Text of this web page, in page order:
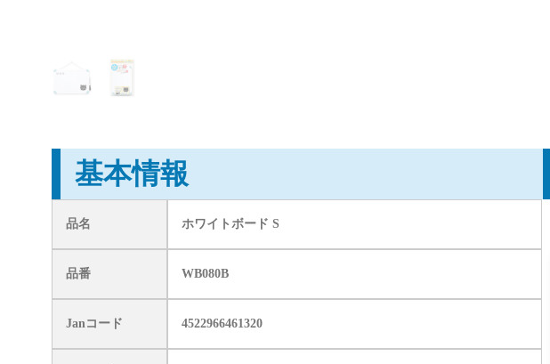
基本情報
品名 ホワイトボード S
品番 WB080B
Janコード 4522966461320